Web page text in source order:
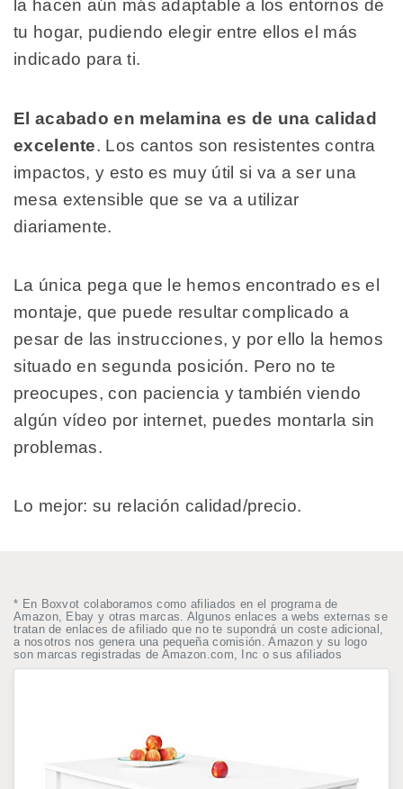
la hacen aún más adaptable a los entornos de
tu hogar, pudiendo elegir entre ellos el más
indicado para ti.
El acabado en melamina es de una calidad
excelente. Los cantos son resistentes contra
impactos, y esto es muy útil si va a ser una
mesa extensible que se va a utilizar
diariamente.
La única pega que le hemos encontrado es el
montaje, que puede resultar complicado a
pesar de las instrucciones, y por ello la hemos
situado en segunda posición. Pero no te
preocupes, con paciencia y también viendo
algún vídeo por internet, puedes montarla sin
problemas.
Lo mejor: su relación calidad/precio.
* En Boxvot colaboramos como afiliados en el programa de
Amazon, Ebay y otras marcas. Algunos enlaces a webs externas se
tratan de enlaces de afiliado que no te supondrá un coste adicional,
a nosotros nos genera una pequeña comisión. Amazon y su logo
son marcas registradas de Amazon.com, Inc o sus afiliados